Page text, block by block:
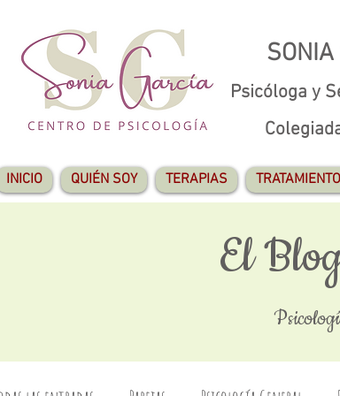
Psicóloga y
INICIO QUIÉN SOY TERAPIAS
El